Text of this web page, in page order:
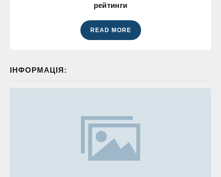
рейтинги
READ MORE
ІНФОРМАЦІЯ: